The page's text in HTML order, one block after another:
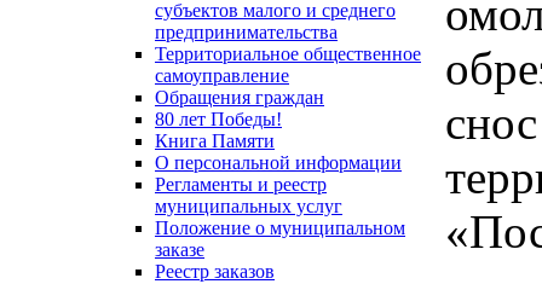
субъектов малого и среднего
предпринимательства
Территориальное общественное
самоуправление
Обращения граждан
80 лет Победы!
Книга Памяти
О персональной информации
Регламенты и реестр
муниципальных услуг
Положение о муниципальном
заказе
Реестр заказов